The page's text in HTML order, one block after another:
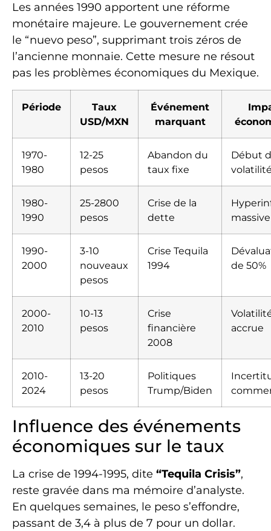
Les années 1990 apportent une réforme
monétaire majeure. Le gouvernement crée
le “nuevo peso”, supprimant trois zéros de
l’ancienne monnaie. Cette mesure ne résout
pas les problèmes économiques du Mexique.
Période
Taux
USD/MXN
Événement
marquant
1970-
1980
12-25
pesos
Abandon du
taux fixe
Début
1980-
1990
25-2800
pesos
Crise de la
dette
massive
1990-
2000
3-10
nouveaux
pesos
Crise Tequila
1994
de 50%
2000-
2010
10-13
pesos
Crise
financière
2008
accrue
2010-
2024
13-20
pesos
Politiques
Trump/Biden
Influence des événements
économiques sur le taux
La crise de 1994-1995, dite “Tequila Crisis”,
reste gravée dans ma mémoire d’analyste.
En quelques semaines, le peso s’effondre,
passant de 3,4 à plus de 7 pour un dollar.